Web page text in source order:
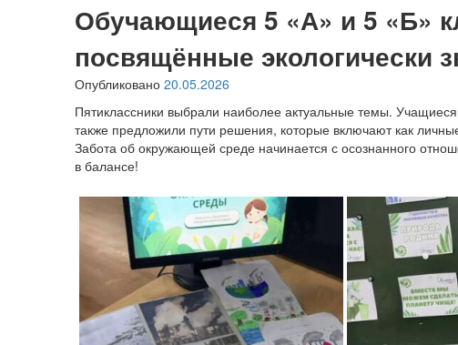
Обучающиеся 5 «А» и 5 «Б»
посвящённые экологически
Опубликовано 20.05.2026
Пятиклассники выбрали наиболее актуальные темы.
также предложили пути решения, которые включают как
Забота об окружающей среде начинается с осознанного
в балансе!